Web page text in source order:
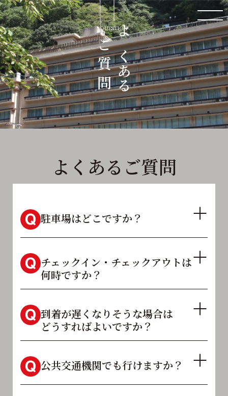
QUESTION
よくある
ご 質 問
よくあるご質問
駐車場はどこですか？
チェックイン・チェックアウトは
何時ですか？
到着が遅くなりそうな場合は
どうすればよいですか？
公共交通機関でも行けますか？